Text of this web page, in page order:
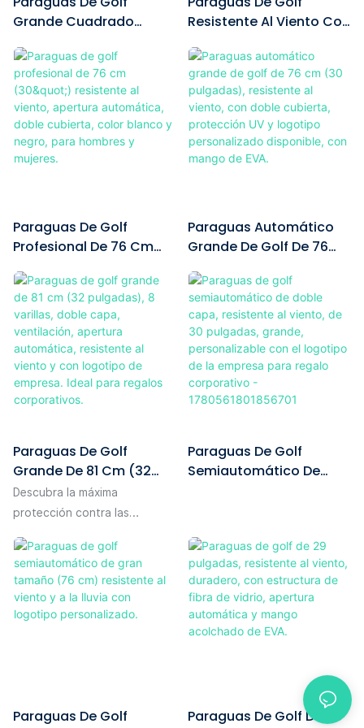
corrosión, lo que lo hace
suficientemente robusto
como para soportar ráfagas
repentinas en campos
abiertos sin volcarse. La
apertura automática con una
sola pulsación le proporciona
cierre manual le brinda un
control total. El mango de EVA
soportar ráfagas repentinas.
negro suave y agradable al
tacto, antideslizante y
cómodo de sujetar. Equipado
con un práctico sistema de
apertura automática, se
puede desplegar fácilmente
almacenamiento negra de la
marca con correa para el
reflectantes, este paraguas
calidad que combina estilo
artístico con practicidad.
Grande Cuadrado
Diseño Alternativo En
Verde Y Negro.
Resistente Al Viento Con
Ventilación.
Paraguas De Golf
Profesional De 76 Cm
Viento, Apertura
Automática, Doble
Cubierta, Color Blanco Y
Negro, Para Hombres Y
Mujeres.
Paraguas Automático
Grande De Golf De 76
Resistente Al Viento,
Con Doble Cubierta,
Protección UV Y
Logotipo Personalizado
Disponible, Con Mango
De EVA.
Paraguas De Golf
Grande De 81 Cm (32
Pulgadas), 8 Varillas,
Doble Capa, Ventilación,
Resistente Al Viento Y
Con Logotipo De
Empresa. Ideal Para
Regalos Corporativos.
Descubra la máxima
protección contra las
nuestro paraguas de golf de
gran tamaño (81 cm) y 8
varillas, diseñado con doble
capa y tecnología de
una durabilidad y
Paraguas De Golf
Semiautomático De
Personalizable Con El
Logotipo De La Empresa
Para Regalo
Corporativo -
1780561801856701
Paraguas De Golf
Paraguas De Golf De 29